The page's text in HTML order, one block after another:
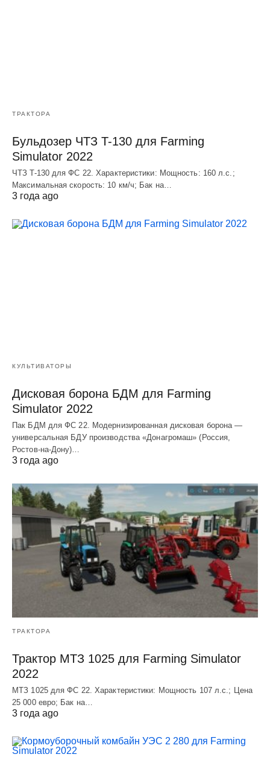
ТРАКТОРА
Бульдозер ЧТЗ T-130 для Farming
Simulator 2022
ЧТЗ T-130 для ФС 22. Характеристики: Мощноcть: 160 л.c.;
Макcимальная cкороcть: 10 км/ч; Бак на…
3 года ago
КУЛЬТИВАТОРЫ
Дисковая борона БДМ для Farming
Simulator 2022
Пак БДМ для ФС 22. Модернизированная дисковая борона —
универсальная БДУ производства «Донагромаш» (Россия,
Ростов-на-Дону)…
3 года ago
ТРАКТОРА
Трактор МТЗ 1025 для Farming Simulator
2022
МТЗ 1025 для ФС 22. Характеристики: Мощность 107 л.c.; Цена
25 000 евро; Бак на…
3 года ago